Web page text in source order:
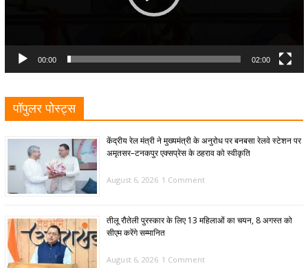
00:00 02:00
पॉपुलर पोस्ट्स
केंद्रीय रेल मंत्री ने मुख्यमंत्री के अनुरोध पर बनबसा रेलवे स्टेशन पर
अमृतसर–टनकपुर एक्सप्रेस के ठहराव को स्वीकृति
August 6, 2026 1 Comment
तीलू रौतेली पुरस्कार के लिए 13 महिलाओं का चयन, 8 अगस्त को
सीएम करेंगे सम्मानित
August 6, 2026 1 Comment